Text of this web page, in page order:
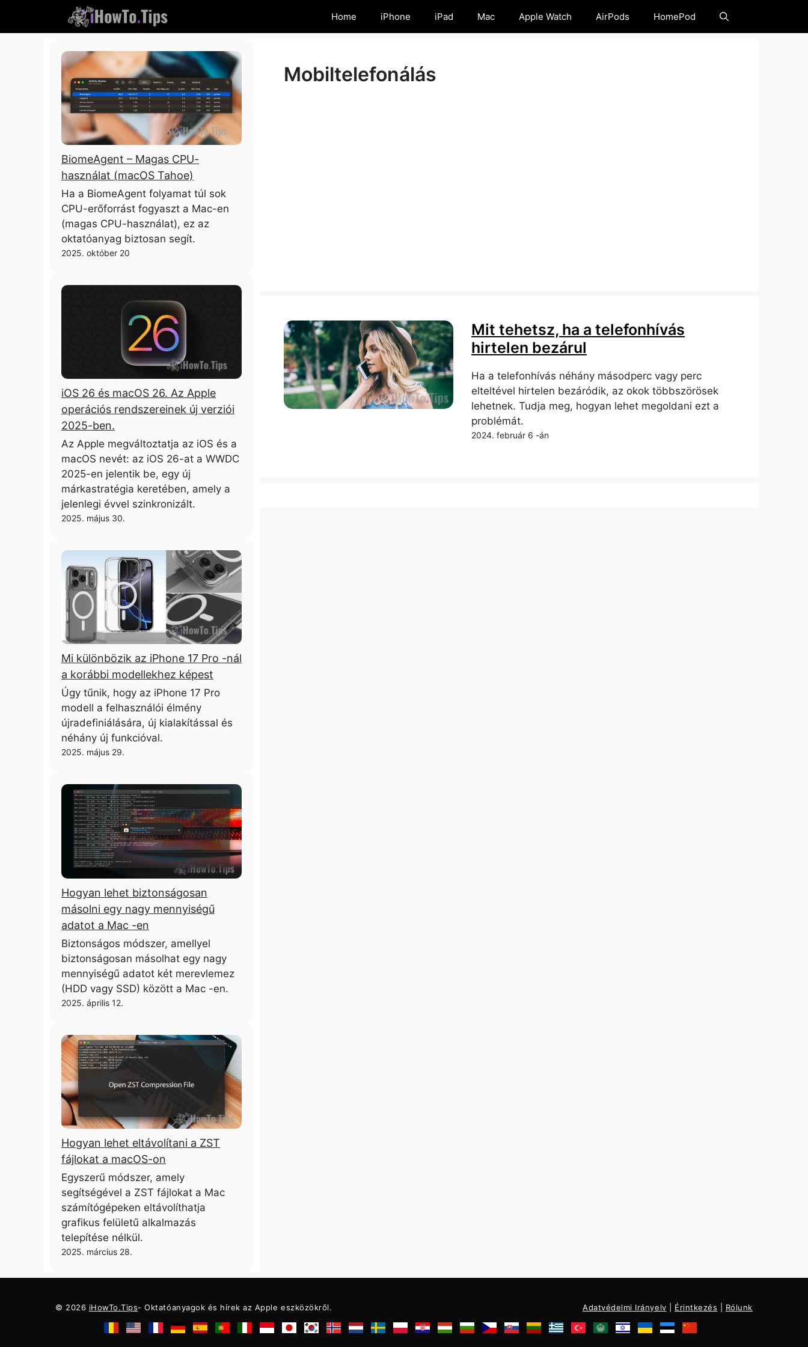
tartalomra
Home iPhone iPad Mac Apple Watch AirPods HomePod
Mobiltelefonálás
Mit tehetsz, ha a telefonhívás
hirtelen bezárul
Ha a telefonhívás néhány másodperc vagy perc
elteltével hirtelen bezáródik, az okok többszörösek
lehetnek. Tudja meg, hogyan lehet megoldani ezt a
problémát.
2024. február 6 -án
BiomeAgent – ​​Magas CPU-
használat (macOS Tahoe)
Ha a BiomeAgent folyamat túl sok
CPU-erőforrást fogyaszt a Mac-en
(magas CPU-használat), ez az
oktatóanyag biztosan segít.
2025. október 20
iOS 26 és macOS 26. Az Apple
operációs rendszereinek új verziói
2025-ben.
Az Apple megváltoztatja az iOS és a
macOS nevét: az iOS 26-at a WWDC
2025-en jelentik be, egy új
márkastratégia keretében, amely a
jelenlegi évvel szinkronizált.
2025. május 30.
Mi különbözik az iPhone 17 Pro -nál
a korábbi modellekhez képest
Úgy tűnik, hogy az iPhone 17 Pro
modell a felhasználói élmény
újradefiniálására, új kialakítással és
néhány új funkcióval.
2025. május 29.
Hogyan lehet biztonságosan
másolni egy nagy mennyiségű
adatot a Mac -en
Biztonságos módszer, amellyel
biztonságosan másolhat egy nagy
mennyiségű adatot két merevlemez
(HDD vagy SSD) között a Mac -en.
2025. április 12.
Hogyan lehet eltávolítani a ZST
fájlokat a macOS-on
Egyszerű módszer, amely
segítségével a ZST fájlokat a Mac
számítógépeken eltávolíthatja
grafikus felületű alkalmazás
telepítése nélkül.
2025. március 28.
© 2026 iHowTo.Tips- Oktatóanyagok és hírek az Apple eszközökről. Adatvédelmi Irányelv Érintkezés Rólunk